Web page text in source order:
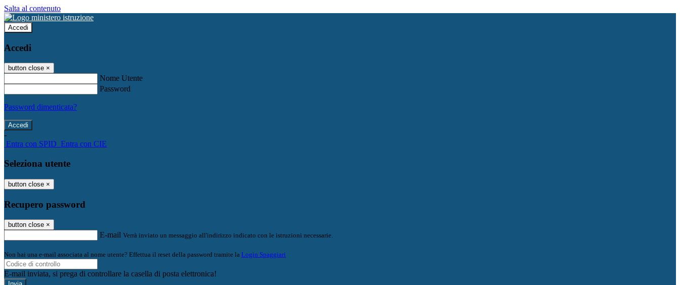
Salta al contenuto
Accedi
Accedi
button close ×
Nome Utente
Password
Password dimenticata?
-
Entra con SPID Entra con CIE
Seleziona utente
button close ×
Recupero password
button close ×
E-mail Verrà inviato un messaggio all'indirizzo indicato con le istruzioni necessarie.
Non hai una e-mail associata al nome utente? Effettua il reset della password tramite la Login Spaggiari
E-mail inviata, si prega di controllare la casella di posta elettronica!